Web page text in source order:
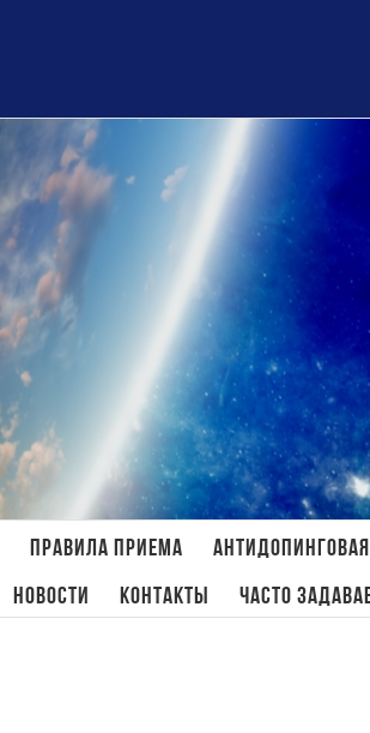
Правила приема
Новости Контакты Часто